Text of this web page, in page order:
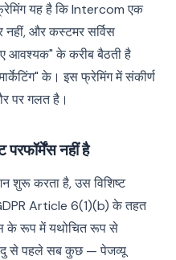
यह है कि Intercom एक
नहीं, और कस्टमर सर्विस
आवश्यक" के करीब बैठती है
के। इस फ्रेमिंग में संकीर्ण
पर गलत है।
नहीं है
शुरू करता है, उस विशिष्ट
Article 6(1)(b) के तहत
के रूप में यथोचित रूप से
से पहले सब कुछ — पेजव्यू